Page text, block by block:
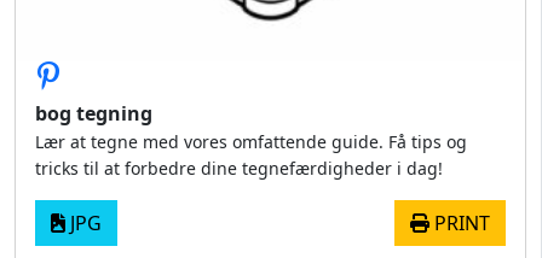
bog tegning
Lær at tegne med vores omfattende guide. Få tips og
tricks til at forbedre dine tegnefærdigheder i dag!
JPG PRINT